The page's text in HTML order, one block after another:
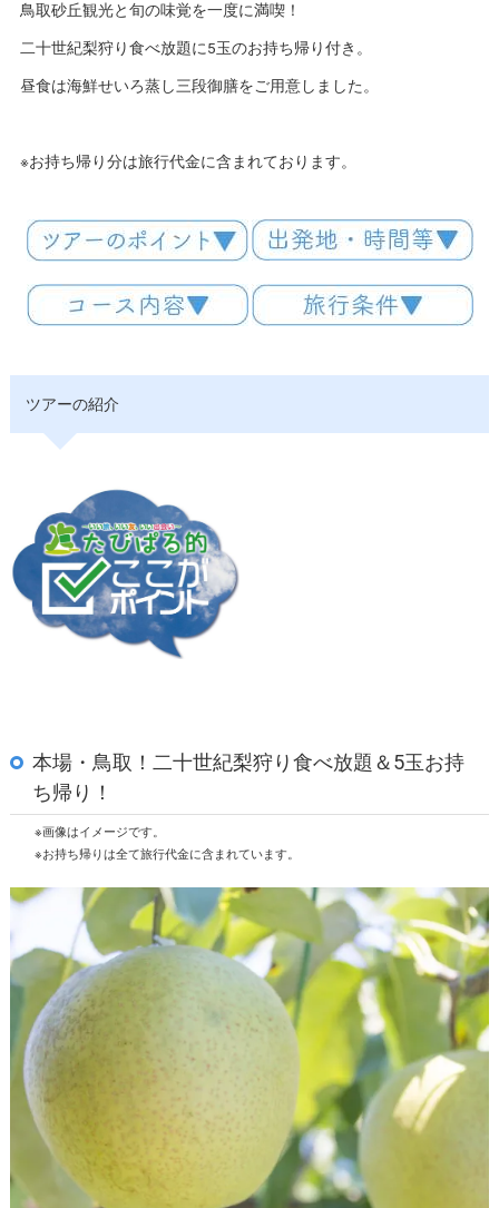
鳥取砂丘観光と旬の味覚を一度に満喫！
二十世紀梨狩り食べ放題に5玉のお持ち帰り付き。
昼食は海鮮せいろ蒸し三段御膳をご用意しました。
※お持ち帰り分は旅行代金に含まれております。
ツアーの紹介
本場・鳥取！二十世紀梨狩り食べ放題＆5玉お持
ち帰り！
※画像はイメージです。
※お持ち帰りは全て旅行代金に含まれています。